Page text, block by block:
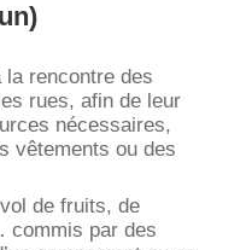
rencontre des
rues, afin de leur
nécessaires,
vêtements ou des
de fruits, de
commis par des